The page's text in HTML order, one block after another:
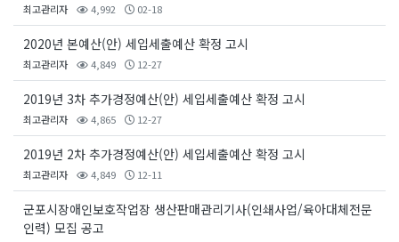
최고관리자 4,992 02-18
2020년 본예산(안) 세입세출예산 확정 고시
최고관리자 4,849 12-27
2019년 3차 추가경정예산(안) 세입세출예산 확정 고시
최고관리자 4,865 12-27
2019년 2차 추가경정예산(안) 세입세출예산 확정 고시
최고관리자 4,849 12-11
군포시장애인보호작업장 생산판매관리기사(인쇄사업/육아대체전문
인력) 모집 공고